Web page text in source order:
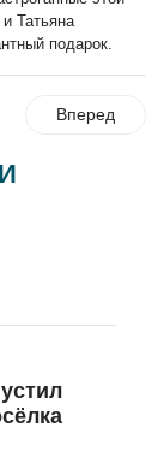
Татьяна
подарок.
Вперед